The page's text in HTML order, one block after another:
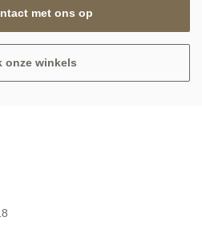
met ons op
onze winkels